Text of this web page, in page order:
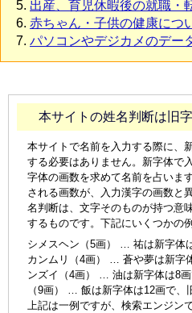
出産、育児休暇後の就職・
赤ちゃん・子供の健康につ
パソコンやデジカメのデー
本サイトの姓名判断は旧
本サイトで名前を入力する際に、
する必要はありません。新字体で
字体の画数を求めて名前を占いま
される画数が、入力漢字の画数と
名判断は、文字そのものが持つ意
するものです。下記にいくつかの
シメスヘン（5画） … 祐は新字体
カンムリ（4画） … 蒼や夢は新字
ンズイ（4画） … 油は新字体は8
（9画） … 飯は新字体は12画で、
上記は一例ですが、検索エンジン